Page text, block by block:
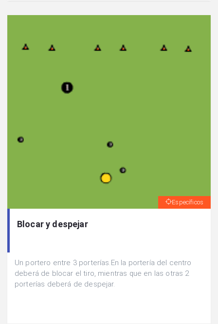
Específicos
Blocar y despejar
Un portero entre 3 porterías.En la portería del centro
deberá de blocar el tiro, mientras que en las otras 2
porterías deberá de despejar.